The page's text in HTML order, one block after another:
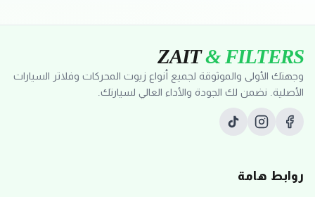
ZAIT& FILTERS
وجهتك الأولى والموثوقة لجميع أنواع زيوت المحركات وفلاتر السيارات
الأصلية. نضمن لك الجودة والأداء العالي لسيارتك.
روابط هامة